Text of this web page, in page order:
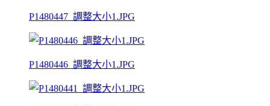
P1480447_調整大小1.JPG
P1480446_調整大小1.JPG